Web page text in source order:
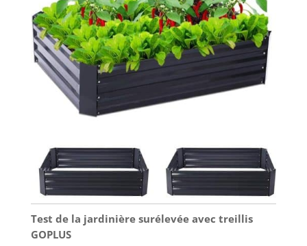
Test de la jardinière surélevée avec treillis
GOPLUS